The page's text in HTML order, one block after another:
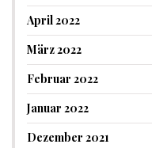
April 2022
März 2022
Februar 2022
Januar 2022
Dezember 2021